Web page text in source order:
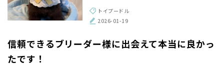
している姿勢に、命を扱う責任感を感じて信頼できました。
おかげで、江里川さんのような素晴らしいブリーダーさんに出
トイプードル
2026-01-19
信頼できるブリーダー様に出会えて本当に良かっ
たです！